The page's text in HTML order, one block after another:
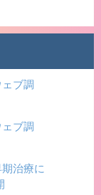
ブ調
ブ調
治療に